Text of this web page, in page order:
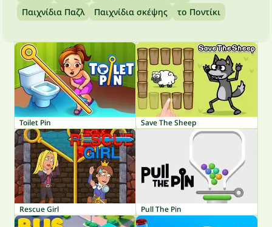
Παιχνίδια Παζλ
Παιχνίδια σκέψης το Ποντίκι
Toilet Pin Save The Sheep
Rescue Girl Pull The Pin